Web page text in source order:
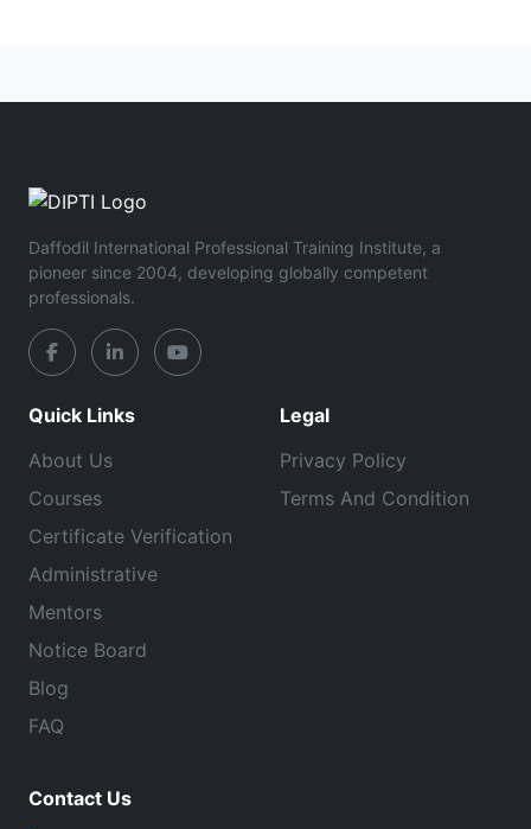
Daffodil International Professional Training Institute, a
pioneer since 2004, developing globally competent
professionals.
Quick Links
About Us
Courses
Certificate Verification
Administrative
Mentors
Notice Board
Blog
FAQ
Legal
Privacy Policy
Terms And Condition
Contact Us